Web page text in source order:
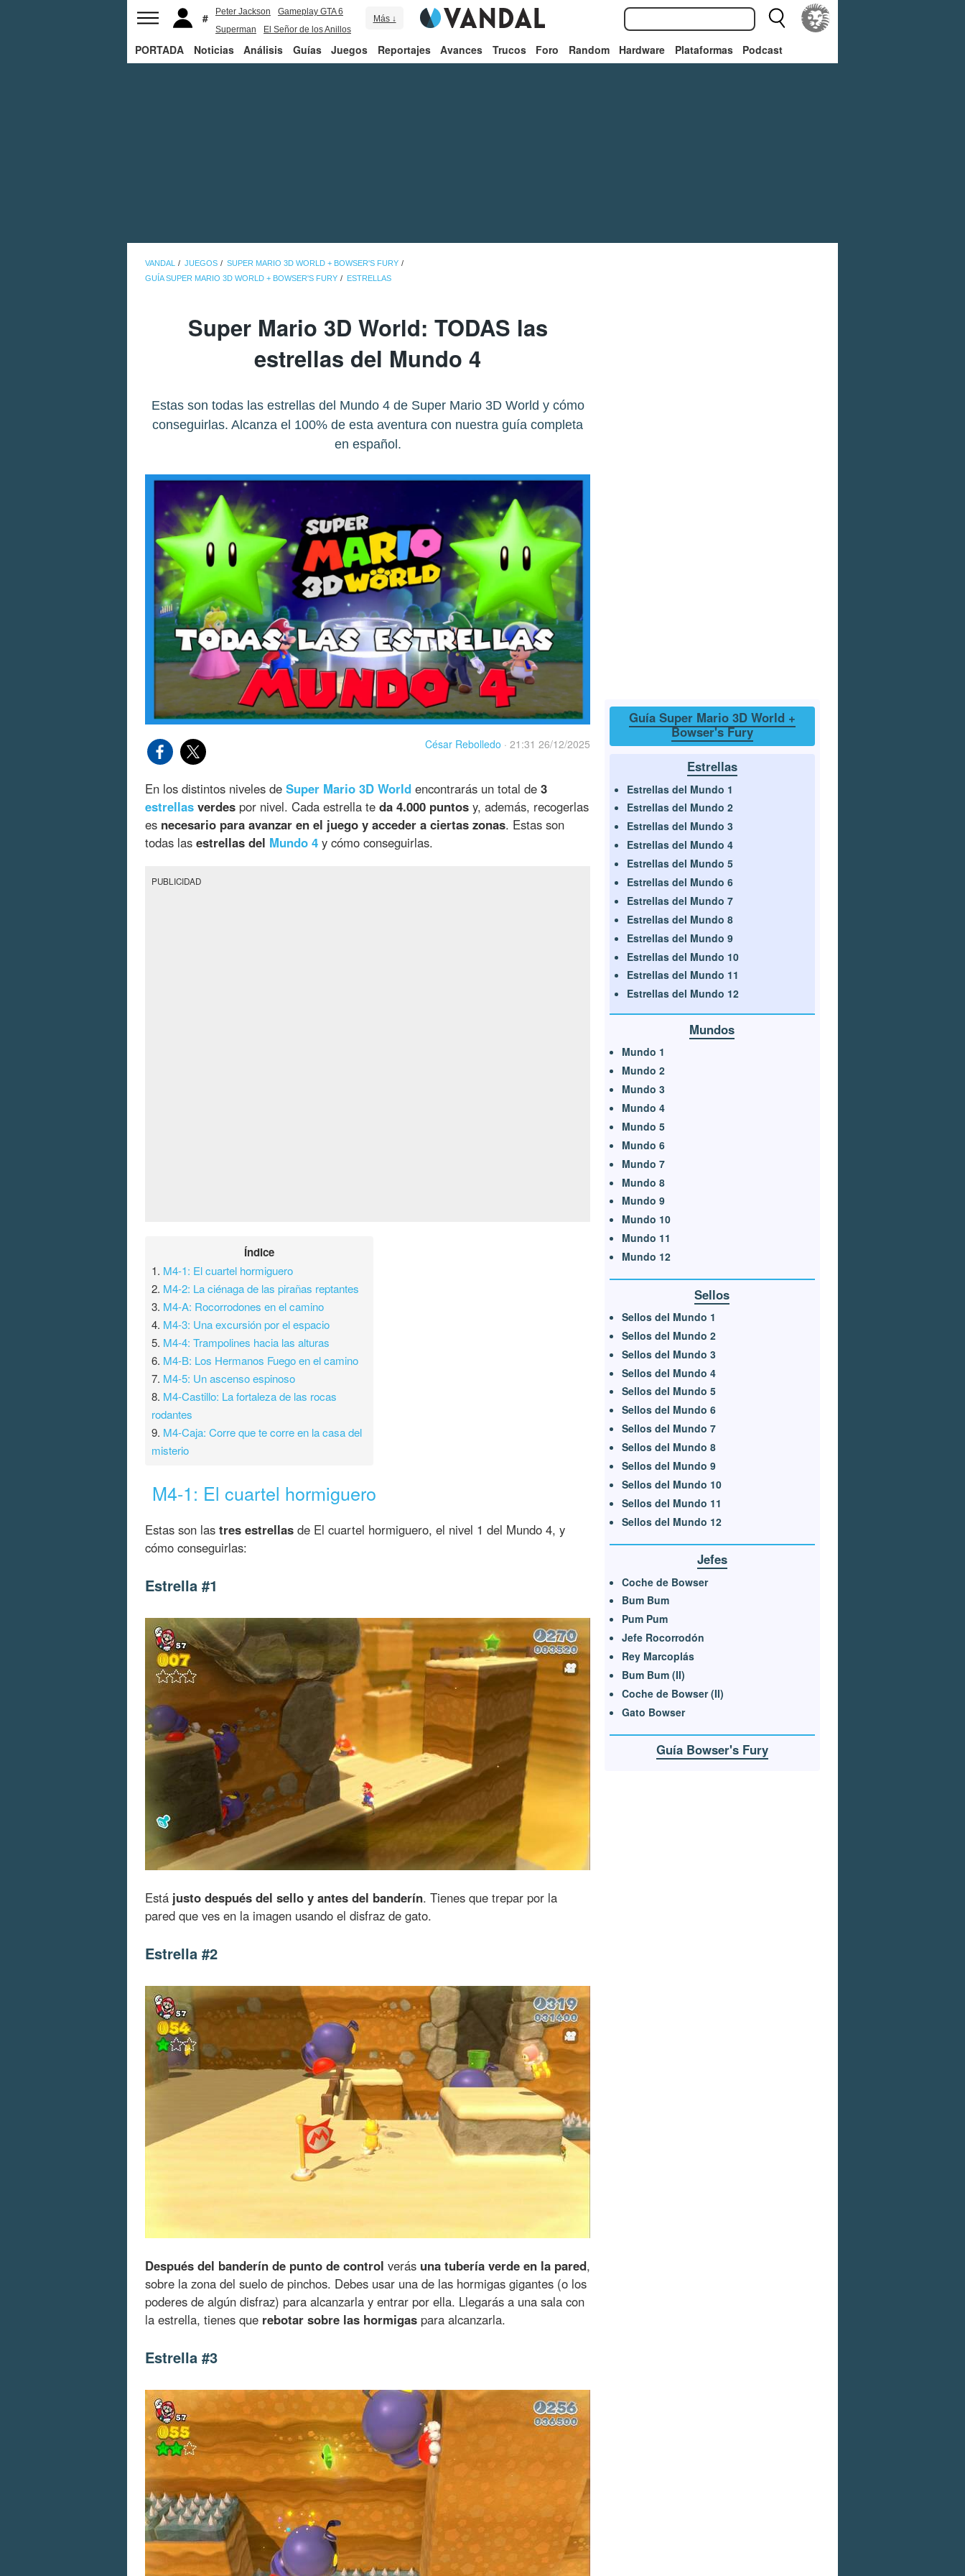
Peter Jackson
Gameplay GTA 6
Superman
El Señor de los Anillos
Más ↓
PORTADA Noticias Análisis Guías Juegos Reportajes Avances Trucos Foro Random Hardware Plataformas Podcast
VANDAL JUEGOS
SUPER MARIO 3D WORLD + BOWSER'S FURY
GUÍA SUPER MARIO 3D WORLD + BOWSER'S FURY
ESTRELLAS
Super Mario 3D World: TODAS las
estrellas del Mundo 4
Estas son todas las estrellas del Mundo 4 de Super Mario 3D World y cómo
conseguirlas. Alcanza el 100% de esta aventura con nuestra guía completa
en español.
César Rebolledo · 21:31 26/12/2025
En los distintos niveles de Super Mario 3D World encontrarás un total de 3
estrellas verdes por nivel. Cada estrella te da 4.000 puntos y, además, recogerlas
es necesario para avanzar en el juego y acceder a ciertas zonas. Estas son
todas las estrellas del Mundo 4 y cómo conseguirlas.
PUBLICIDAD
Índice
1. M4-1: El cuartel hormiguero
2. M4-2: La ciénaga de las pirañas reptantes
3. M4-A: Rocorrodones en el camino
4. M4-3: Una excursión por el espacio
5. M4-4: Trampolines hacia las alturas
6. M4-B: Los Hermanos Fuego en el camino
7. M4-5: Un ascenso espinoso
8. M4-Castillo: La fortaleza de las rocas
rodantes
9. M4-Caja: Corre que te corre en la casa del
misterio
M4-1: El cuartel hormiguero
Estas son las tres estrellas de El cuartel hormiguero, el nivel 1 del Mundo 4, y
cómo conseguirlas:
Estrella #1
Está justo después del sello y antes del banderín. Tienes que trepar por la
pared que ves en la imagen usando el disfraz de gato.
Estrella #2
Después del banderín de punto de control verás una tubería verde en la pared,
sobre la zona del suelo de pinchos. Debes usar una de las hormigas gigantes (o los
poderes de algún disfraz) para alcanzarla y entrar por ella. Llegarás a una sala con
la estrella, tienes que rebotar sobre las hormigas para alcanzarla.
Estrella #3
Guía Super Mario 3D World +
Bowser's Fury
Estrellas
Estrellas del Mundo 1
Estrellas del Mundo 2
Estrellas del Mundo 3
Estrellas del Mundo 4
Estrellas del Mundo 5
Estrellas del Mundo 6
Estrellas del Mundo 7
Estrellas del Mundo 8
Estrellas del Mundo 9
Estrellas del Mundo 10
Estrellas del Mundo 11
Estrellas del Mundo 12
Mundos
Mundo 1
Mundo 2
Mundo 3
Mundo 4
Mundo 5
Mundo 6
Mundo 7
Mundo 8
Mundo 9
Mundo 10
Mundo 11
Mundo 12
Sellos
Sellos del Mundo 1
Sellos del Mundo 2
Sellos del Mundo 3
Sellos del Mundo 4
Sellos del Mundo 5
Sellos del Mundo 6
Sellos del Mundo 7
Sellos del Mundo 8
Sellos del Mundo 9
Sellos del Mundo 10
Sellos del Mundo 11
Sellos del Mundo 12
Jefes
Coche de Bowser
Bum Bum
Pum Pum
Jefe Rocorrodón
Rey Marcoplás
Bum Bum (II)
Coche de Bowser (II)
Gato Bowser
Guía Bowser's Fury